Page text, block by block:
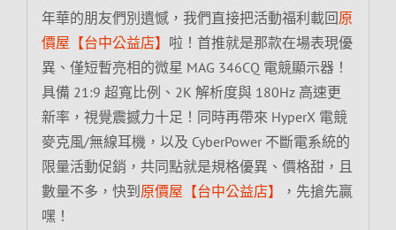
年華的朋友們別遺憾，我們直接把活動福利載回原
價屋【台中公益店】 啦！首推就是那款在場表現優
異、僅短暫亮相的微星 MAG 346CQ 電競顯示器！
具備 21:9 超寬比例、2K 解析度與 180Hz 高速更
新率，視覺震撼力十足！同時再帶來 HyperX 電競
麥克風/無線耳機，以及 CyberPower 不斷電系統的
限量活動促銷，共同點就是規格優異、價格甜，且
數量不多，快到原價屋【台中公益店】
，先搶先贏
嘿！